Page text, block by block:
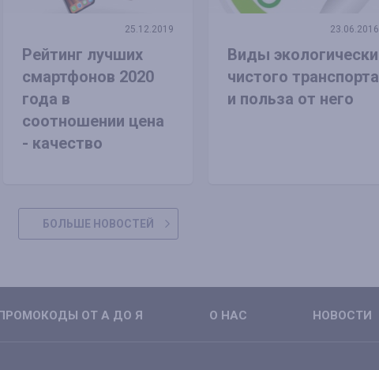
25.12.2019
Рейтинг лучших
смартфонов 2020
года в
соотношении цена
- качество
23.06.2016
Виды экологически
чистого транспорта
и польза от него
БОЛЬШЕ НОВОСТЕЙ
ОТ А ДО Я О НАС НОВОСТИ